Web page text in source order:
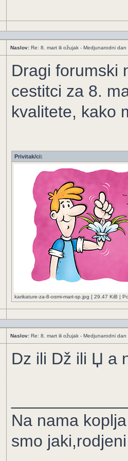
Naslov: Re: 8. mart ili ožujak - Medjunarodni dan
Dragi forumski
cestitci za 8.
kvalitete, kako
Privitak/ci:
karikature-za-8-osmi-mart-sp.jpg [ 29.47 KiB |
Naslov: Re: 8. mart ili ožujak - Medjunarodni dan
Dz ili Dž ili Џ а
Na nama
smo